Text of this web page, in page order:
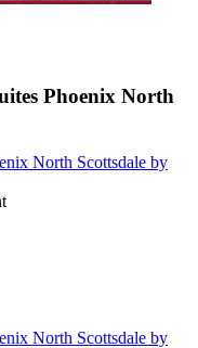
Phoenix North
North Scottsdale by
North Scottsdale by